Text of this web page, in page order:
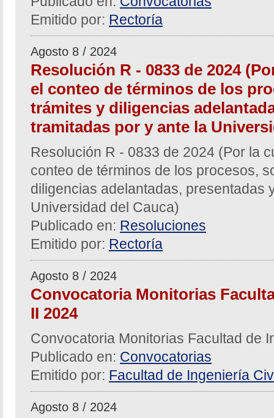
Emitido por: Rectoría
Agosto 8 / 2024
Resolución R - 0833 de 2024
el conteo de términos de los
trámites y diligencias
tramitadas por y ante la
Resolución R - 0833 de 2024 (Por la
conteo de términos de los procesos,
diligencias adelantadas, presentadas
Universidad del Cauca)
Publicado en: Resoluciones
Emitido por: Rectoría
Agosto 8 / 2024
Convocatoria Monitorias
II 2024
Convocatoria Monitorias Facultad de
Publicado en: Convocatorias
Emitido por: Facultad de Ingeniería
Agosto 8 / 2024